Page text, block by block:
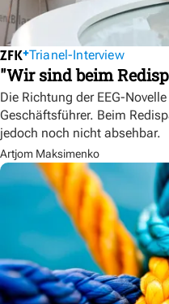
Trianel-Interview
"Wir sind beim
Die Richtung der EEG-
Geschäftsführer. Beim
jedoch noch nicht absehbar.
Artjom Maksimenko